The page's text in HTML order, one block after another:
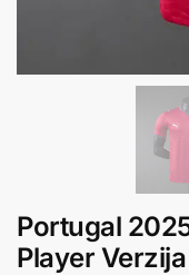
Portugal
Player Verzija